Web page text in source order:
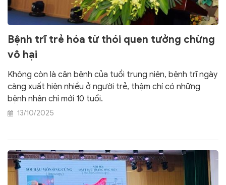
Bệnh trĩ trẻ hóa từ thói quen tưởng chừng
vô hại
Không còn là căn bệnh của tuổi trung niên, bệnh trĩ ngày
càng xuất hiện nhiều ở người trẻ, thậm chí có những
bệnh nhân chỉ mới 10 tuổi.
13/10/2025